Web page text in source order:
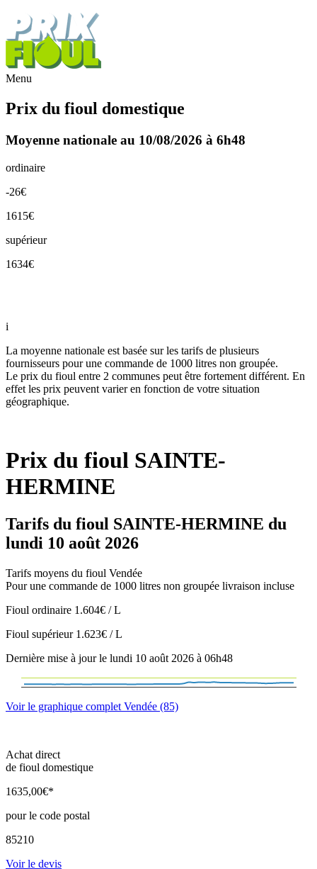
Menu
Prix du fioul domestique
Moyenne nationale au 10/08/2026 à 6h48
ordinaire
-26€
1615€
supérieur
1634€
i
La moyenne nationale est basée sur les tarifs de plusieurs
fournisseurs pour une commande de 1000 litres non groupée.
Le prix du fioul entre 2 communes peut être fortement différent. En
effet les prix peuvent varier en fonction de votre situation
géographique.
Prix du fioul SAINTE-
HERMINE
Tarifs du fioul SAINTE-HERMINE du
lundi 10 août 2026
Tarifs moyens du fioul Vendée
Pour une commande de 1000 litres non groupée livraison incluse
Fioul ordinaire 1.604€ / L
Fioul supérieur 1.623€ / L
Dernière mise à jour le lundi 10 août 2026 à 06h48
Voir le graphique complet Vendée (85)
Achat direct
de fioul domestique
1635,00€*
pour le code postal
85210
Voir le devis